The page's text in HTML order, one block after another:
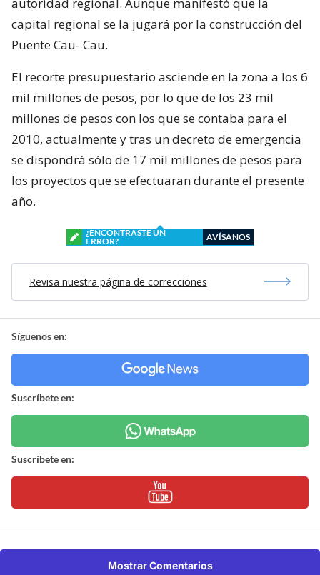
capital regional se la jugará por la construcción del
Puente Cau- Cau.
El recorte presupuestario asciende en la zona a los 6
mil millones de pesos, por lo que de los 23 mil
millones de pesos con los que se contaba para el
2010, actualmente y tras un decreto de emergencia
se dispondrá sólo de 17 mil millones de pesos para
los proyectos que se efectuaran durante el presente
año.
¿ENCONTRASTE UN
ERROR?
AVÍSANOS
Revisa nuestra página de correcciones
Síguenos en:
Suscríbete en:
Suscríbete en:
Mostrar Comentarios